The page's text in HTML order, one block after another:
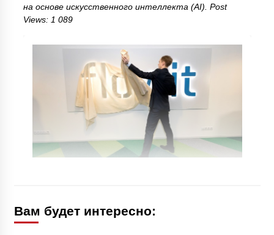
на основе искусственного интеллекта (AI). Post
Views: 1 089
Вам будет интересно: